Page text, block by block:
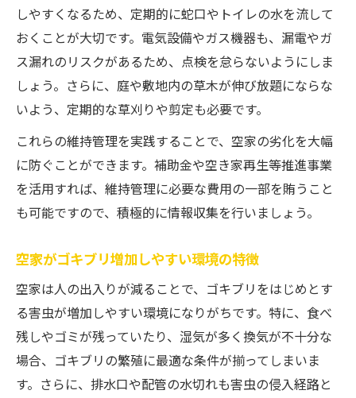
しやすくなるため、定期的に蛇口やトイレの水を流して
おくことが大切です。電気設備やガス機器も、漏電やガ
ス漏れのリスクがあるため、点検を怠らないようにしま
しょう。さらに、庭や敷地内の草木が伸び放題にならな
いよう、定期的な草刈りや剪定も必要です。
これらの維持管理を実践することで、空家の劣化を大幅
に防ぐことができます。補助金や空き家再生等推進事業
を活用すれば、維持管理に必要な費用の一部を賄うこと
も可能ですので、積極的に情報収集を行いましょう。
空家がゴキブリ増加しやすい環境の特徴
空家は人の出入りが減ることで、ゴキブリをはじめとす
る害虫が増加しやすい環境になりがちです。特に、食べ
残しやゴミが残っていたり、湿気が多く換気が不十分な
場合、ゴキブリの繁殖に最適な条件が揃ってしまいま
す。さらに、排水口や配管の水切れも害虫の侵入経路と